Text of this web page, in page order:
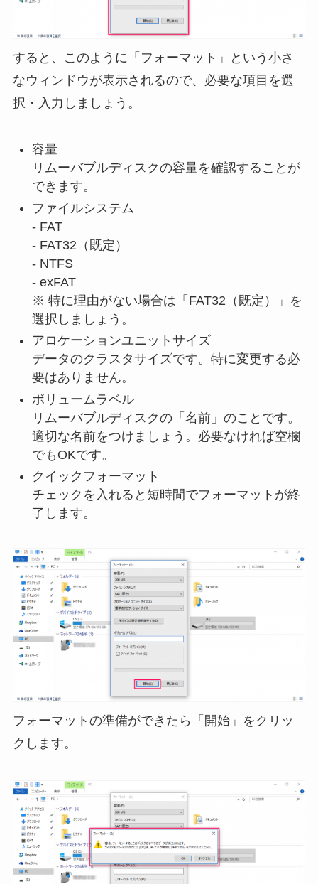
すると、このように「フォーマット」という小さ
なウィンドウが表示されるので、必要な項目を選
択・入力しましょう。
容量
リムーバブルディスクの容量を確認することが
できます。
ファイルシステム
- FAT
- FAT32（既定）
- NTFS
- exFAT
※ 特に理由がない場合は「FAT32（既定）」を
選択しましょう。
アロケーションユニットサイズ
データのクラスタサイズです。特に変更する必
要はありません。
ボリュームラベル
リムーバブルディスクの「名前」のことです。
適切な名前をつけましょう。必要なければ空欄
でもOKです。
クイックフォーマット
チェックを入れると短時間でフォーマットが終
了します。
フォーマットの準備ができたら「開始」をクリッ
クします。